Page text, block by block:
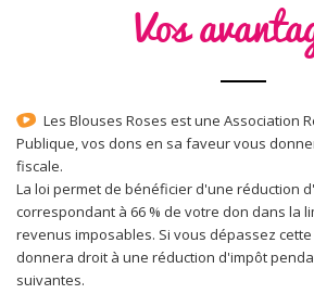
Vos
Les Blouses Roses est une Association Reconnue d'Utilité
Publique, vos dons en sa faveur vous
fiscale.
La loi permet de bénéficier d'une réduction
correspondant à 66 % de votre don dans la
revenus imposables. Si vous dépassez
donnera droit à une réduction d'impôt
suivantes.